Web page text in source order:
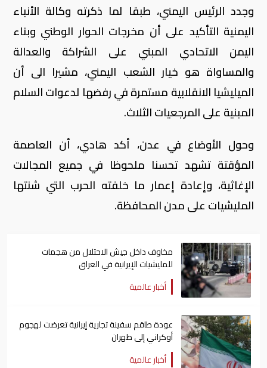
وجدد الرئيس اليمني، طبقا لما ذكرته وكالة الأنباء
اليمنية التأكيد على أن مخرجات الحوار الوطني وبناء
اليمن الاتحادي المبني على الشراكة والعدالة
والمساواة هو خيار الشعب اليمني، مشيرا الى أن
الميليشيا الانقلابية مستمرة في رفضها لدعوات السلام
المبنية على المرجعيات الثلاث.
وحول الأوضاع في عدن، أكد هادي، أن العاصمة
المؤقتة تشهد تحسنا ملحوظا في جميع المجالات
الإغاثية، وإعادة إعمار ما خلفته الحرب التي شنتها
المليشيات على مدن المحافظة.
مخاوف داخل جيش الاحتلال من هجمات
للمليشيات الإيرانية في العراق
أخبار عالمية
عودة طاقم سفينة تجارية ​إيرانية ​تعرضت لهجوم
أوكراني إلى طهران
أخبار عالمية